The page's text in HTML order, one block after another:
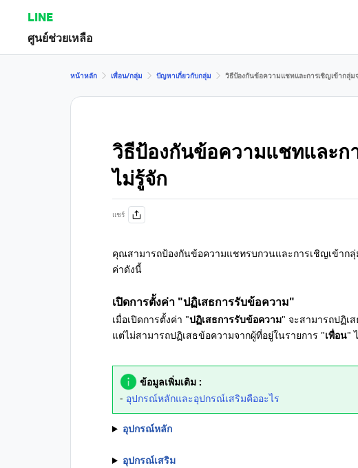
LINE
ศูนย์ช่วยเหลือ
หน้าหลัก เพื่อน/กลุ่ม ปัญหาเกี่ยวกับกลุ่ม วิธีป้องกันข้อความแชทและการเชิญเข้ากลุ่ม
วิธีป้องกันข้อความแชทและก
ไม่รู้จัก
แชร์
คุณสามารถป้องกันข้อความแชทรบกวนและการเชิญเข้ากลุ่
ค่าดังนี้
เปิดการตั้งค่า "ปฏิเสธการรับข้อความ"
เมื่อเปิดการตั้งค่า "ปฏิเสธการรับข้อความ" จะสามารถปฏิเ
แต่ไม่สามารถปฏิเสธข้อความจากผู้ที่อยู่ในรายการ "เพื่อน"
ข้อมูลเพิ่มเติม :
- อุปกรณ์หลักและอุปกรณ์เสริมคืออะไร
อุปกรณ์หลัก
อุปกรณ์เสริม